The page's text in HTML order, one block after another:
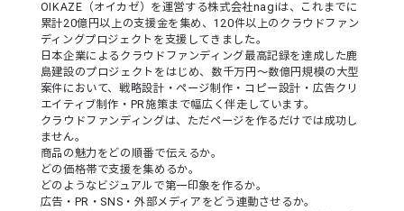
OIKAZE（オイカゼ）を運営する株式会社nagiは、これまでに
累計20億円以上の支援金を集め、120件以上のクラウドファン
ディングプロジェクトを支援してきました。
日本企業によるクラウドファンディング最高記録を達成した鹿
島建設のプロジェクトをはじめ、数千万円〜数億円規模の大型
案件において、戦略設計・ページ制作・コピー設計・広告クリ
エイティブ制作・PR施策まで幅広く伴走しています。
クラウドファンディングは、ただページを作るだけでは成功し
ません。
商品の魅力をどの順番で伝えるか。
どの価格帯で支援を集めるか。
どのようなビジュアルで第一印象を作るか。
広告・PR・SNS・外部メディアをどう連動させるか。